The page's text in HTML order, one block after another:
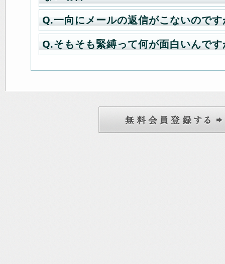
※DVDが他のプレイヤーで再生可能
のDVDプレイヤーとの
相性による問題も考えられますので
も再生不能な場合お断りさせていた
す。
かねます。
A.iPhone利用時にボタンがクリック
は、cookieを削除し、JavaScriptを
い。
[1]設定アイコンをタップする
[3]履歴とWebサイトデータを消去を
Q.一向にメールの返信がこないので
A.hotmailやyahoomail、gmail等フ
利用の場合、下記のような返信メー
フォルダ」へ振り分けられる事があ
お問い合わせに対する返信メール
クレジット決済等のご購入時の返信
Q.そもそも緊縛って何が面白いんで
A.下記サイトで緊縛についてマニア